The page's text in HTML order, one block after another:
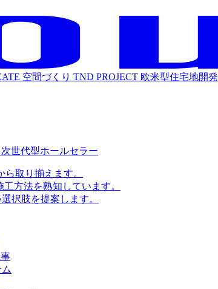
空間づくり TND PROJECT 欧米型住宅地開発
世代型ホールセラー
取り揃えます。
方法を熟知しています。
択肢を提案します。